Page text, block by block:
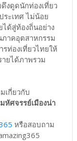
งดูดนักท่องเที่ยว
ระเทศ ไม่น้อย
ได้สู่ท้องถิ่นอย่าง
าคอุตสาหกรรม
ท่องเที่ยวไทยให้
ายได้ภาพรวม
เกี่ยวกับ
หัศจรรย์เมืองน่า
หรือสอบถาม